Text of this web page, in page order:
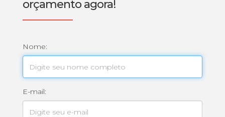
orçamento agora!
Nome:
E-mail: